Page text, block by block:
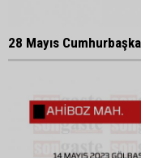
28 Mayıs